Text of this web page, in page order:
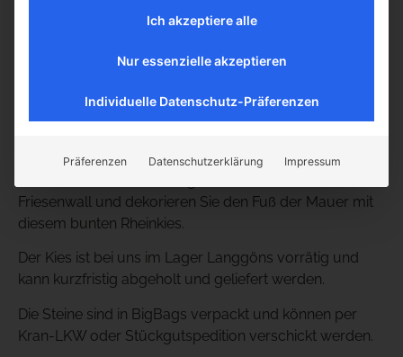
mühelos in moderne wie auch naturnahe
Gartengestaltungen einfügt.
Dank seiner hohen Widerstandsfähigkeit ist Rheinkies
In Kombination mit unseren runden Jütland Findlingen
Friesenwall und dekorieren Sie den Fuß der Mauer mit
diesem bunten Rheinkies.
Der Kies ist bei uns im Lager Langgöns vorrätig und
kann kurzfristig abgeholt und geliefert werden.
Die Steine sind in BigBags verpackt und können per
Kran-LKW oder Stückgutspedition verschickt werden.
Ich akzeptiere alle
Nur essenzielle akzeptieren
Individuelle Datenschutz-Präferenzen
Präferenzen Datenschutzerklärung Impressum